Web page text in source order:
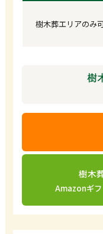
樹木葬エリアのみ
樹
樹木
Amazonギフ